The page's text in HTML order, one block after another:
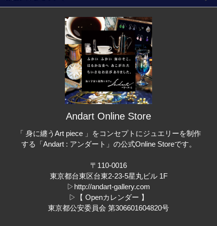
Andart Online Store
「 身に纏うArt piece 」をコンセプトにジュエリーを制作
する「Andart : アンダート」の公式Online Storeです。
〒110-0016
東京都台東区台東2-23-5星丸ビル 1F
▷ http://andart-gallery.com
▷
【 Openカレンダー 】
東京都公安委員会 第306601604820号